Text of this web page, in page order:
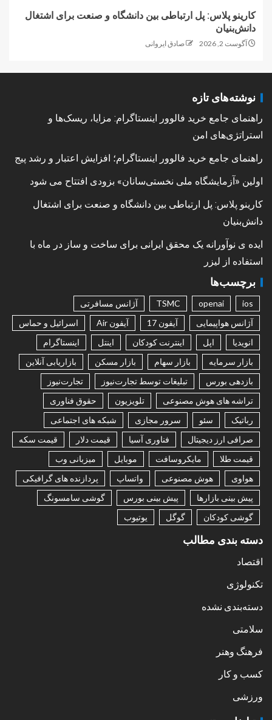
کارینو پلاس: پل ارتباطی بین دانشگاه و صنعت برای اشتغال
دانش‌بنیان
آگوست 2, 2026 صادق ایروانی
نوشته‌های تازه
راهنمای جامع خرید فالوور اینستاگرام: مزایا، ریسک‌ها و
استراتژی‌های امن
راهنمای جامع خرید فالوور اینستاگرام؛ افزایش اعتبار و رشد پیج
اولین «آزمایشگاه ملی نخستی‌سانان» بزودی افتتاح می شود
کارینو پلاس: پل ارتباطی بین دانشگاه و صنعت برای اشتغال
دانش‌بنیان
ایده ی نوآورانه یک محقق ایرانی برای ساخت و ساز در ماه با
استفاده از لیزر
برچسب‌ها
ios
openai
TSMC
آژانس مسافرتی
آژانس هواپیمایی
آیفون 17 آیفون Air
اسرائیل و حماس
انویدیا
اپل اینترنت کودکان اینتل
اینستاگرام
بازار سرمایه
بازار سهام بازار مسکن
بازاریابی آنلاین
بازدهی بورس
تبلیغات توسط تجارت‌نیوز
تجارت‌نیوز
تراشه های هوش مصنوعی
تلویزیون
حقوق فناوری
رباتیک
سئو سرور مجازی
شبکه های اجتماعی
صرافی ارز دیجیتال
فناوری آسیا قیمت دلار
قیمت سکه
قیمت طلا
مایکروسافت موبایل
میزبانی وب
هواوی
هوش مصنوعی واتساپ
پردازنده های گرافیکی
پیش بینی بازارها
پیش بینی بورس
گوشی سامسونگ
گوشی کودکان
گوگل یوتیوب
دسته بندی مطالب
اقتصاد
تکنولوژی
دسته‌بندی نشده
سلامتی
فرهنگ وهنر
کسب و کار
ورزشی